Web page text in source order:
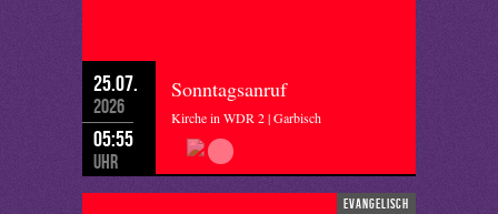
25.07.
2026
05:55
Uhr
Sonntagsanruf
Kirche in WDR 2 | Garbisch
evangelisch